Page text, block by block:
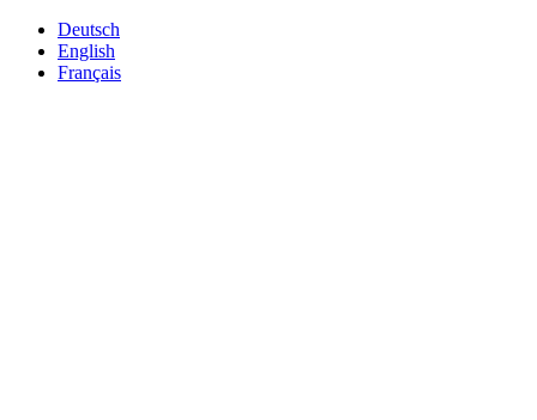
Deutsch
English
Français